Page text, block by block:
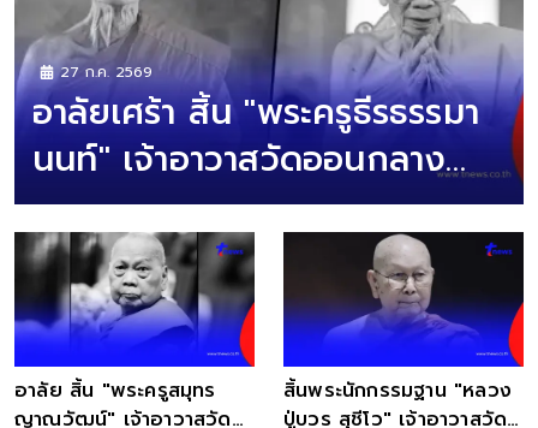
27 ก.ค. 2569
อาลัยเศร้า สิ้น "พระครูธีรธรรมา
นนท์" เจ้าอาวาสวัดออนกลาง
มรณภาพ
อาลัย สิ้น "พระครูสมุทร
ญาณวัฒน์" เจ้าอาวาสวัด
สิ้นพระนักกรรมฐาน "หลวง
ปู่บวร สุชีโว" เจ้าอาวาสวัด